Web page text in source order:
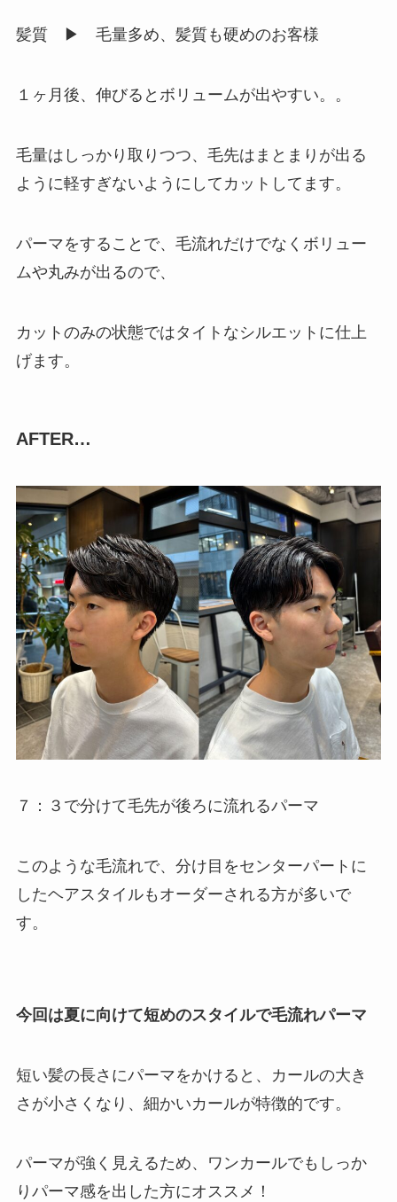
髪質 ▶︎ 毛量多め、髪質も硬めのお客様
１ヶ月後、伸びるとボリュームが出やすい。。
毛量はしっかり取りつつ、毛先はまとまりが出る
ように軽すぎないようにしてカットしてます。
パーマをすることで、毛流れだけでなくボリュー
ムや丸みが出るので、
カットのみの状態ではタイトなシルエットに仕上
げます。
AFTER…
７：３で分けて毛先が後ろに流れるパーマ
このような毛流れで、分け目をセンターパートに
したヘアスタイルもオーダーされる方が多いで
す。
今回は夏に向けて短めのスタイルで毛流れパーマ
短い髪の長さにパーマをかけると、カールの大き
さが小さくなり、細かいカールが特徴的です。
パーマが強く見えるため、ワンカールでもしっか
りパーマ感を出した方にオススメ！